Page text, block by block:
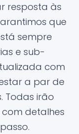
resposta às
que
sempre
e sub-
com
a par de
Todas irão
com detalhes